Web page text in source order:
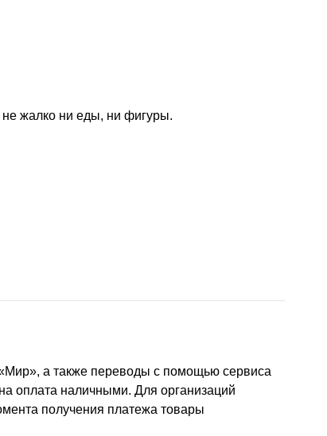
не жалко ни еды, ни фигуры.
а также переводы с помощью сервиса
оплата наличными. Для организаций
получения платежа товары